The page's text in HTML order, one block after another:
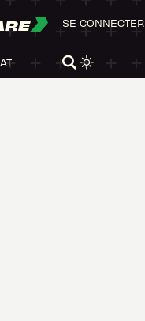
SE CONNECTER